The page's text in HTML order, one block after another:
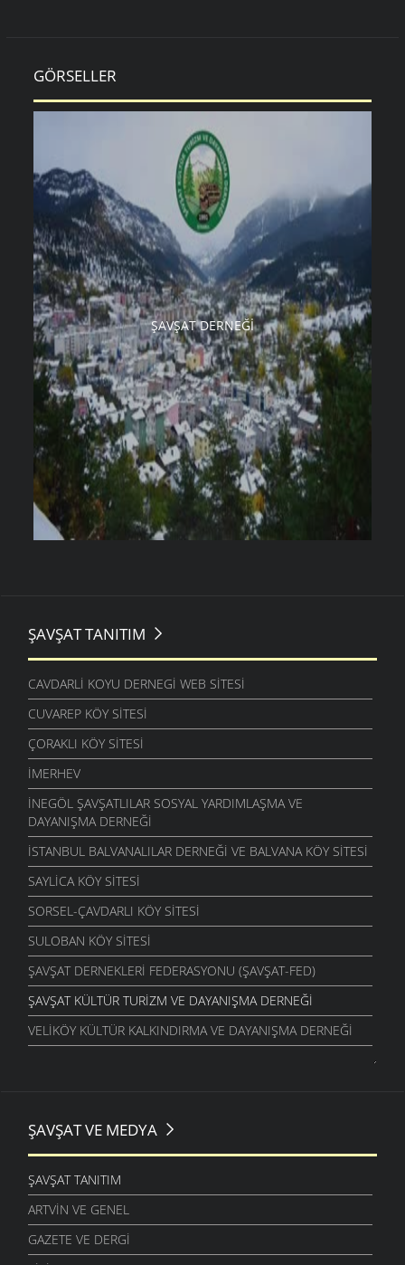
GÖRSELLER
ŞAVŞAT DERNEĞI
ŞAVŞAT TANITIM
CAVDARLI KOYU DERNEGI WEB SITESI
CUVAREP KÖY SITESI
ÇORAKLI KÖY SITESI
İMERHEV
İNEGÖL ŞAVŞATLILAR SOSYAL YARDIMLAŞMA VE
DAYANIŞMA DERNEĞI
İSTANBUL BALVANALILAR DERNEĞI VE BALVANA KÖY SITESI
SAYLICA KÖY SITESI
SORSEL-ÇAVDARLI KÖY SITESI
SULOBAN KÖY SITESI
ŞAVŞAT DERNEKLERI FEDERASYONU (ŞAVŞAT-FED)
ŞAVŞAT KÜLTÜR TURIZM VE DAYANIŞMA DERNEĞI
VELIKÖY KÜLTÜR KALKINDIRMA VE DAYANIŞMA DERNEĞI
ŞAVŞAT VE MEDYA
ŞAVŞAT TANITIM
ARTVIN VE GENEL
GAZETE VE DERGI